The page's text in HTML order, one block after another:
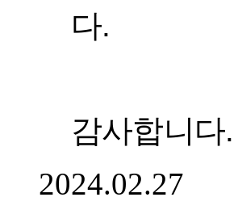
다.
감사합니다.
2024.02.27